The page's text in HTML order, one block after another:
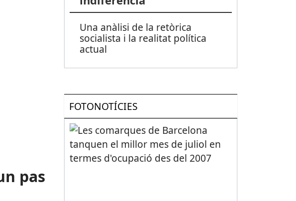
pas
Una anàlisi de la retòrica
socialista i la realitat política
actual
FOTONOTÍCIES